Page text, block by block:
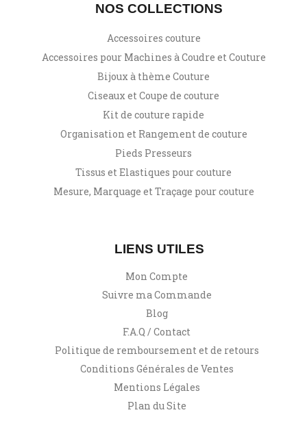
NOS COLLECTIONS
Accessoires couture
Accessoires pour Machines à Coudre et Couture
Bijoux à thème Couture
Ciseaux et Coupe de couture
Kit de couture rapide
Organisation et Rangement de couture
Pieds Presseurs
Tissus et Elastiques pour couture
Mesure, Marquage et Traçage pour couture
LIENS UTILES
Mon Compte
Suivre ma Commande
Blog
F.A.Q / Contact
Politique de remboursement et de retours
Conditions Générales de Ventes
Mentions Légales
Plan du Site